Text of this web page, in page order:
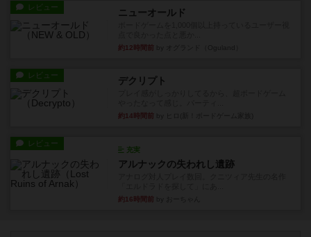
レビュー ニューオールド
約12時間前
レビュー デクリプト
約14時間前
レビュー
充実
アルナックの失われし遺跡
約16時間前